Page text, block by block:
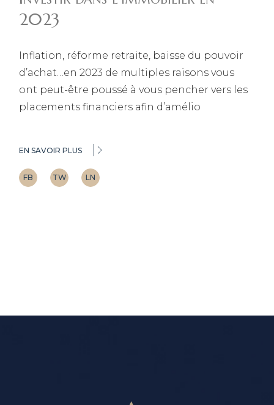
2023
Inflation, réforme retraite, baisse du pouvoir
d’achat…en 2023 de multiples raisons vous
ont peut-être poussé à vous pencher vers les
placements financiers afin d’amélio
EN SAVOIR PLUS
FB TW LN